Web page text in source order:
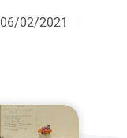
06/02/2021